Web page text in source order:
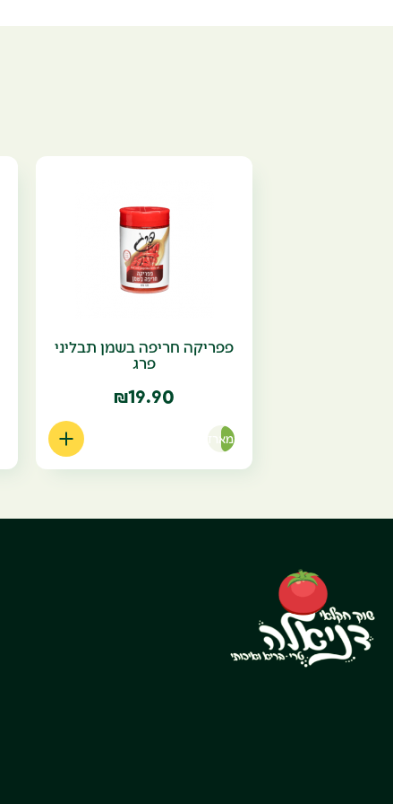
פפריקה חריפה בשמן תבליני
פרג
₪19.90
מארז